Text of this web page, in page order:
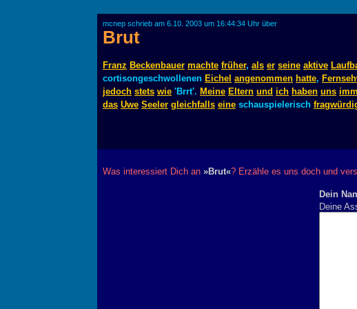
mcnep schrieb am 6.10. 2003 um 16:44:34 Uhr über
Brut
Franz Beckenbauer machte früher, als er seine aktive
cortisongeschwollenen Eichel angenommen hatte,
jedoch stets wie 'Brrt'. Meine Eltern und ich haben uns
das Uwe Seeler gleichfalls eine schauspielerisch
Was interessiert Dich an »Brut«? Erzähle es uns doch und
Dein
Deine